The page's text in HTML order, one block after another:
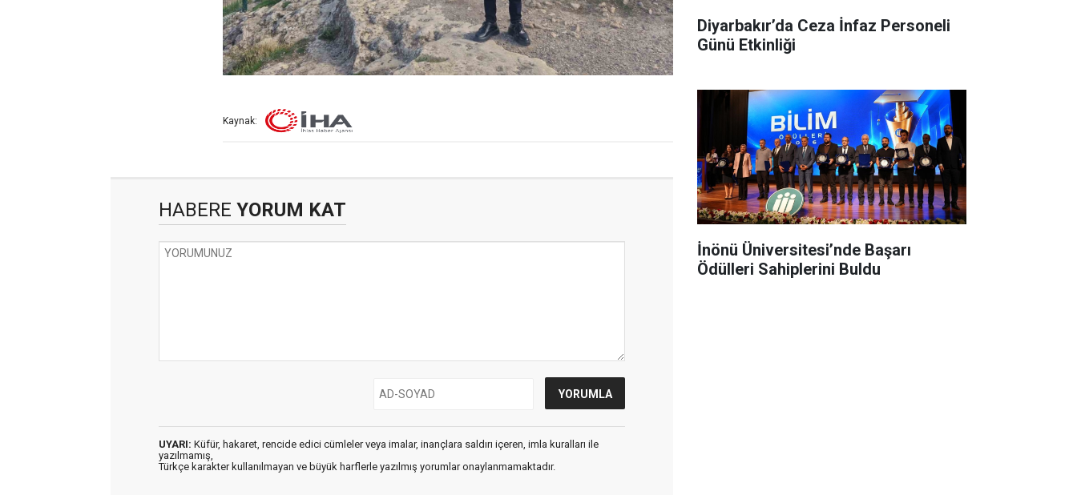
Kaynak:
HABERE YORUM KAT
UYARI: Küfür, hakaret, rencide edici cümleler veya imalar, inançlara saldırı içeren, imla kuralları ile
yazılmamış,
Türkçe karakter kullanılmayan ve büyük harflerle yazılmış yorumlar onaylanmamaktadır.
Diyarbakır’da Ceza İnfaz Personeli
Günü Etkinliği
İnönü Üniversitesi’nde Başarı
Ödülleri Sahiplerini Buldu